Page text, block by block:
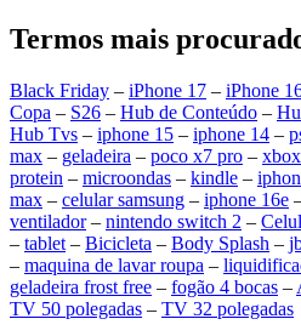
Termos mais
Black Friday – iPhone 17 – iPhone
Copa – S26 – Hub de Conteúdo –
Hub Tvs – iphone 15 – iphone 14 –
max – geladeira – poco x7 pro – xbox
protein – microondas – kindle –
max – celular samsung – iphone 16e
ventilador– nintendo switch 2 –
– tablet – Bicicleta – Body Splash –
– maquina de lavar roupa –
geladeira frost free – fogão 4 bocas –
TV 50 polegadas – TV 32 polegadas